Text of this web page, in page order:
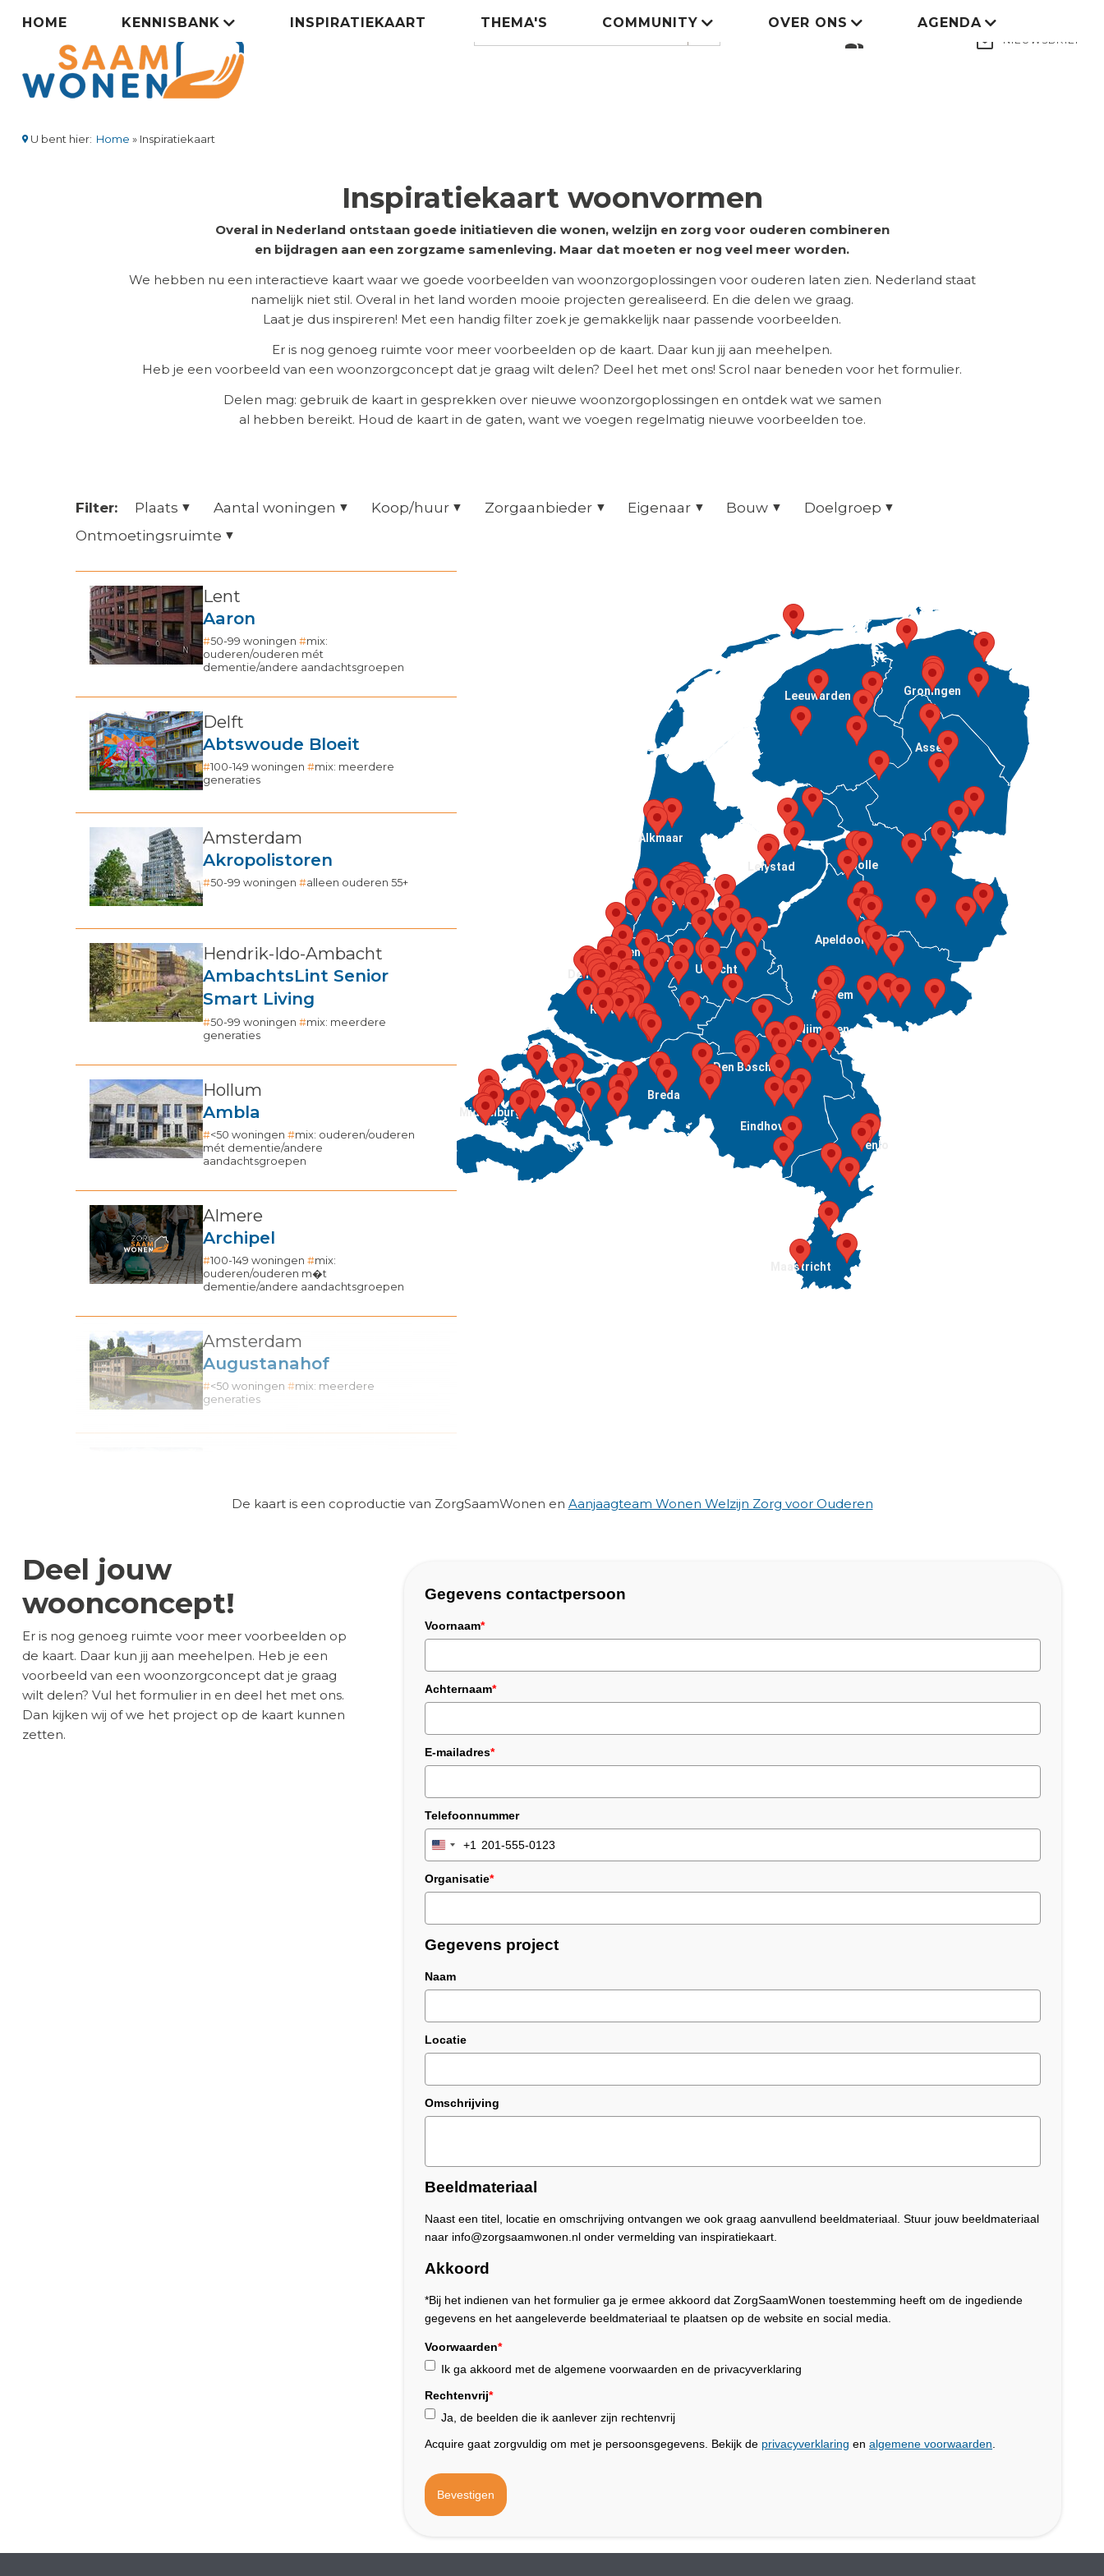
gaan
Zoeken search
group mail_outline NIEUWSBRIEF
Zorgsaamwonen
menu
HOME KENNISBANK INSPIRATIEKAART THEMA'S COMMUNITY OVER ONS AGENDA
U bent hier: Home Inspiratiekaart
Inspiratiekaart woonvormen
Overal in Nederland ontstaan goede initiatieven die wonen, welzijn en zorg voor ouderen combineren
en bijdragen aan een zorgzame samenleving. Maar dat moeten er nog veel meer worden.
We hebben nu een interactieve kaart waar we goede voorbeelden van woonzorgoplossingen voor ouderen laten zien. Nederland staat
namelijk niet stil. Overal in het land worden mooie projecten gerealiseerd. En die delen we graag.
Laat je dus inspireren! Met een handig filter zoek je gemakkelijk naar passende voorbeelden.
Er is nog genoeg ruimte voor meer voorbeelden op de kaart. Daar kun jij aan meehelpen.
Heb je een voorbeeld van een woonzorgconcept dat je graag wilt delen? Deel het met ons! Scrol naar beneden voor het formulier.
Delen mag: gebruik de kaart in gesprekken over nieuwe woonzorgoplossingen en ontdek wat we samen
al hebben bereikt. Houd de kaart in de gaten, want we voegen regelmatig nieuwe voorbeelden toe.
De kaart is een coproductie van ZorgSaamWonen en Aanjaagteam Wonen Welzijn Zorg voor Ouderen
Deel jouw
woonconcept!
Er is nog genoeg ruimte voor meer voorbeelden op
de kaart. Daar kun jij aan meehelpen. Heb je een
voorbeeld van een woonzorgconcept dat je graag
wilt delen? Vul het formulier in en deel het met ons.
Dan kijken wij of we het project op de kaart kunnen
zetten.
Gegevens contactpersoon
Voornaam*
Achternaam*
E-mailadres*
Telefoonnummer
United
+1
+1
Organisatie*
Gegevens project
Naam
Locatie
Omschrijving
Beeldmateriaal
Naast een titel, locatie en omschrijving ontvangen we ook graag aanvullend beeldmateriaal. Stuur jouw beeldmateriaal
naar info@zorgsaamwonen.nl onder vermelding van inspiratiekaart.
Akkoord
*Bij het indienen van het formulier ga je ermee akkoord dat ZorgSaamWonen toestemming heeft om de ingediende
gegevens en het aangeleverde beeldmateriaal te plaatsen op de website en social media.
Voorwaarden*
Ik ga akkoord met de algemene voorwaarden en de privacyverklaring
Rechtenvrij*
Ja, de beelden die ik aanlever zijn rechtenvrij
Acquire gaat zorgvuldig om met je persoonsgegevens. Bekijk de privacyverklaring en algemene voorwaarden.
Bevestigen